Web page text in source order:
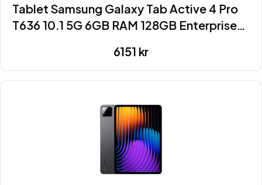
Tablet Samsung Galaxy Tab Active 4 Pro
T636 10.1 5G 6GB RAM 128GB Enterprise
6151 kr